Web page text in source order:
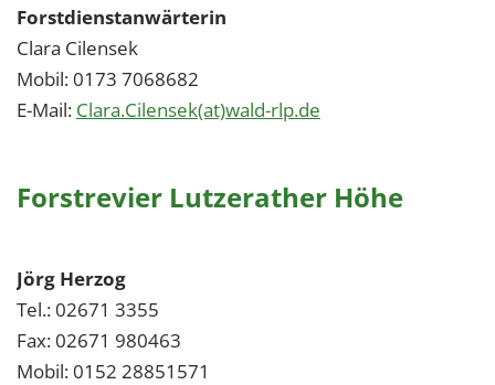
Forstdienstanwärterin
Clara Cilensek
Mobil: 0173 7068682
E-Mail: Clara.Cilensek(at)wald-rlp.de
Forstrevier Lutzerather Höhe
Jörg Herzog
Tel.: 02671 3355
Fax: 02671 980463
Mobil: 0152 28851571